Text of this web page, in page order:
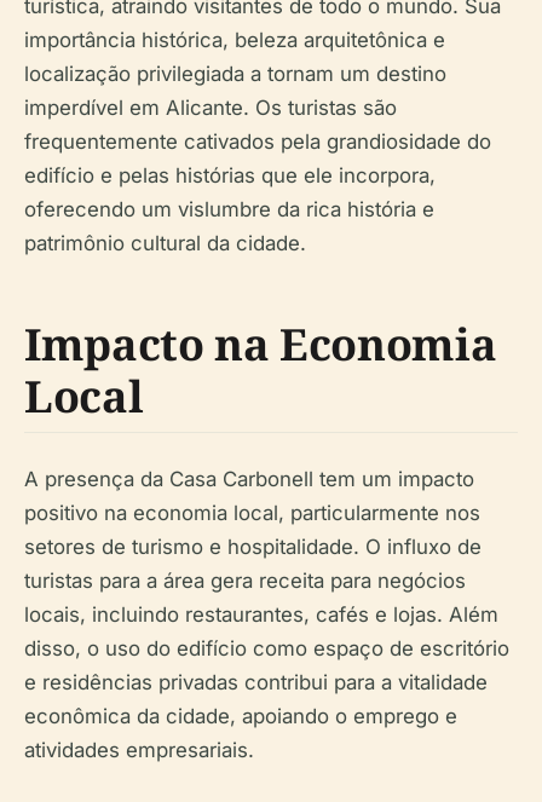
turística, atraindo visitantes de todo o mundo. Sua
importância histórica, beleza arquitetônica e
localização privilegiada a tornam um destino
imperdível em Alicante. Os turistas são
frequentemente cativados pela grandiosidade do
edifício e pelas histórias que ele incorpora,
oferecendo um vislumbre da rica história e
patrimônio cultural da cidade.
Impacto na Economia
Local
A presença da Casa Carbonell tem um impacto
positivo na economia local, particularmente nos
setores de turismo e hospitalidade. O influxo de
turistas para a área gera receita para negócios
locais, incluindo restaurantes, cafés e lojas. Além
disso, o uso do edifício como espaço de escritório
e residências privadas contribui para a vitalidade
econômica da cidade, apoiando o emprego e
atividades empresariais.